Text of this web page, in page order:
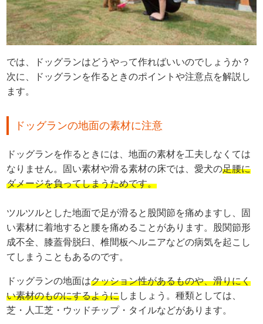
では、ドッグランはどうやって作ればいいのでしょうか？
次に、ドッグランを作るときのポイントや注意点を解説し
ます。
ドッグランの地面の素材に注意
ドッグランを作るときには、地面の素材を工夫しなくては
なりません。固い素材や滑る素材の床では、愛犬の足腰に
ダメージを負ってしまうためです。
ツルツルとした地面で足が滑ると股関節を痛めますし、固
い素材に着地すると腰を痛めることがあります。股関節形
成不全、膝蓋骨脱臼、椎間板ヘルニアなどの病気を起こし
てしまうこともあるのです。
ドッグランの地面はクッション性があるものや、滑りにく
い素材のものにするようにしましょう。種類としては、
芝・人工芝・ウッドチップ・タイルなどがあります。